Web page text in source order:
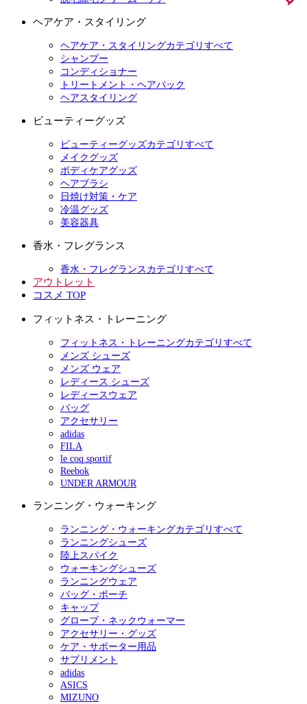
ヘアケア・スタイリング
ヘアケア・スタイリングカテゴリすべて
シャンプー
コンディショナー
トリートメント・ヘアパック
ヘアスタイリング
ビューティーグッズ
ビューティーグッズカテゴリすべて
メイクグッズ
ボディケアグッズ
ヘアブラシ
日焼け対策・ケア
冷温グッズ
美容器具
香水・フレグランス
香水・フレグランスカテゴリすべて
アウトレット
コスメ TOP
フィットネス・トレーニング
フィットネス・トレーニングカテゴリすべて
メンズ シューズ
メンズ ウェア
レディース シューズ
レディースウェア
バッグ
アクセサリー
adidas
FILA
le coq sportif
Reebok
UNDER ARMOUR
ランニング・ウォーキング
ランニング・ウォーキングカテゴリすべて
ランニングシューズ
陸上スパイク
ウォーキングシューズ
ランニングウェア
バッグ・ポーチ
キャップ
グローブ・ネックウォーマー
アクセサリー・グッズ
ケア・サポーター用品
サプリメント
adidas
ASICS
MIZUNO